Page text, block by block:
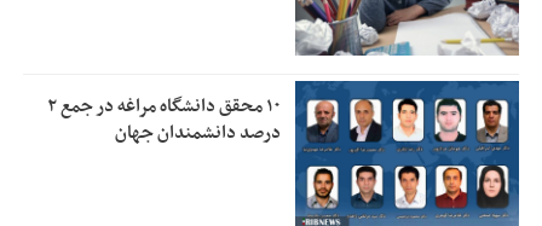
۱۰ محقق دانشگاه مراغه در جمع ۲
درصد دانشمندان جهان